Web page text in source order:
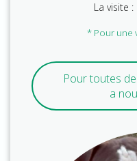
La visite
* Pour une
Pour toutes
a